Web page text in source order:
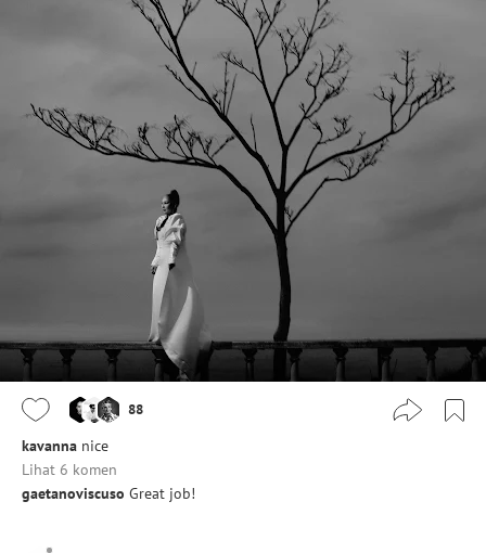
88
kavanna nice
Lihat 6 komen
gaetanoviscuso Great job!